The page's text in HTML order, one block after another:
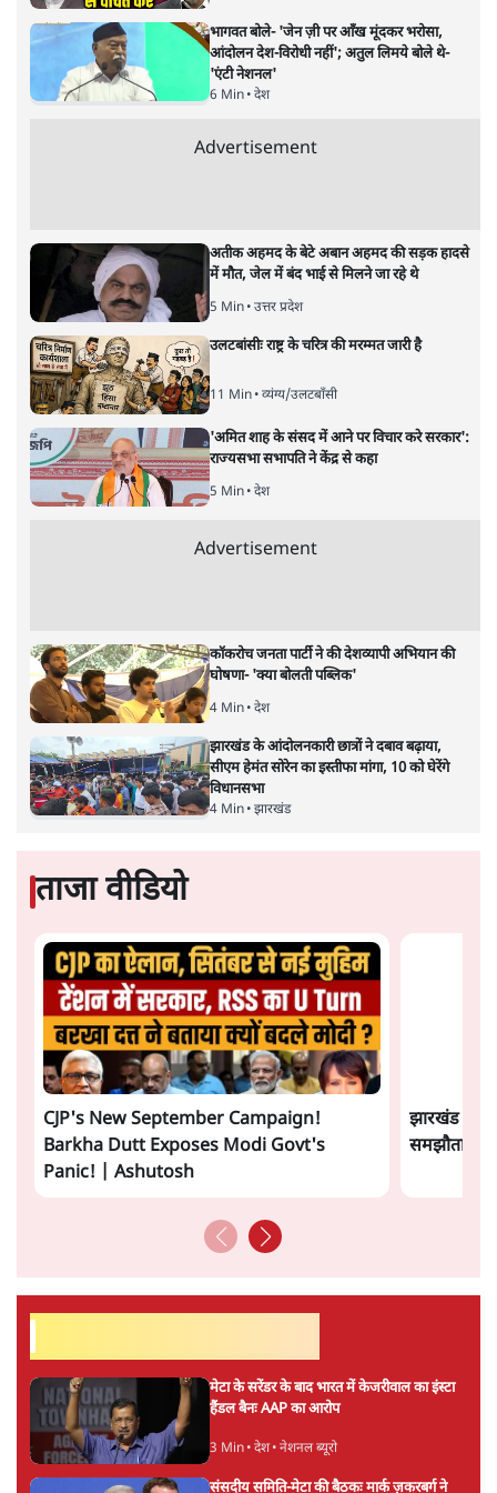
अगली खबर लोड हो रही है...
Abhijeet Dipke Press Conference: CJP
का 'Kya Bolti Public' अभियान, चुनाव नहीं
दिल्ली
Urmilesh Exposes Voter List Plan: क्या
विश्लेषण
भागवत बोले- 'जेन ज़ी पर आँख मूंदकर भरोसा,
आंदोलन देश-विरोधी नहीं'; अतुल लिमये बोले थे-
6 Min• देश
Advertisement
अतीक अहमद के बेटे अबान अहमद की सड़क हादसे
में मौत, जेल में बंद भाई से मिलने जा रहे थे
5 Min• उत्तर प्रदेश
उलटबांसीः राष्ट्र के चरित्र की मरम्मत जारी है
11 Min •व्यंग्य/उलटबाँसी
Advertisement
कॉकरोच जनता पार्टी ने की देशव्यापी अभियान की
घोषणा- 'क्या बोलती पब्लिक'
4 Min•देश
झारखंड के आंदोलनकारी छात्रों ने दबाव बढ़ाया,
ताजा वीडियो